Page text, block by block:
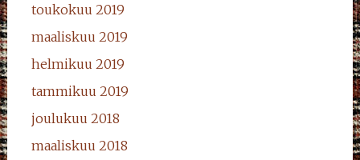
toukokuu 2019
maaliskuu 2019
helmikuu 2019
tammikuu 2019
joulukuu 2018
maaliskuu 2018